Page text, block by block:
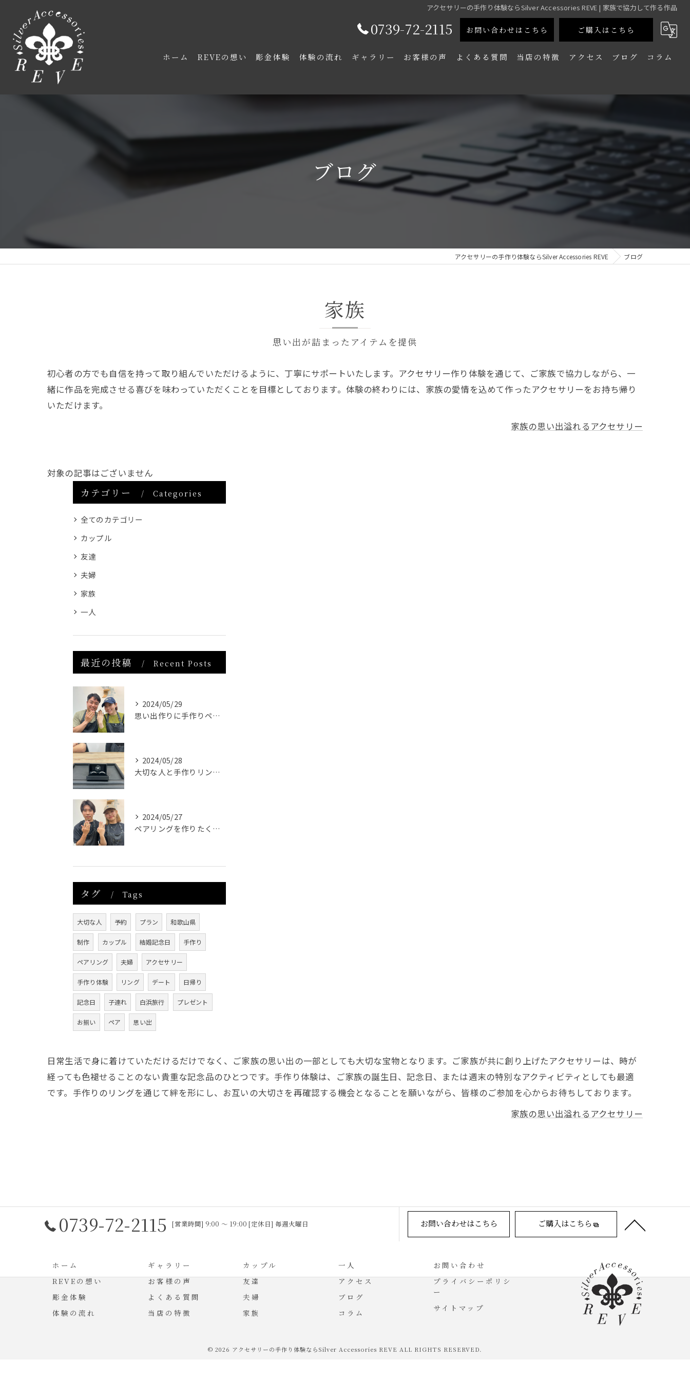
アクセサリーの手作り体験ならSilver Accessories REVE | 家族で協力して作る作品
0739-72-2115 お問い合わせはこちら ご購入はこちら
ホーム REVEの想い 彫金体験 体験の流れ ギャラリー お客様の声 よくある質問 当店の特徴
カップル
夫婦
家族
一人
アクセス ブログ コラム
ブログ
アクセサリーの手作り体験ならSilver Accessories REVE ブログ
家族
思い出が詰まったアイテムを提供
初心者の方でも自信を持って取り組んでいただけるように、丁寧にサポートいたします。アクセサリー作り体験を通じて、ご家族で協力しながら、一
緒に作品を完成させる喜びを味わっていただくことを目標としております。体験の終わりには、家族の愛情を込めて作ったアクセサリーをお持ち帰り
いただけます。
家族の思い出溢れるアクセサリー
対象の記事はございません
カテゴリー Categories
全てのカテゴリー
カップル
友達
夫婦
家族
一人
最近の投稿 Recent Posts
2024/05/29
思い出作りに手作りペアリング体験 和歌山県内と茨城県からお越しのカップル
2024/05/28
大切な人と手作りリング体験をしてみたい 和歌山県内からお越しのカップル
2024/05/27
ペアリングを作りたくてご予約 愛知県からお越しのカップル
タグ Tags
大切な人 予約 プラン 和歌山県
制作 カップル 結婚記念日 手作り
ペアリング 夫婦 アクセサリー
手作り体験 リング デート 日帰り
記念日 子連れ 白浜旅行 プレゼント
お揃い ペア 思い出
日常生活で身に着けていただけるだけでなく、ご家族の思い出の一部としても大切な宝物となります。ご家族が共に創り上げたアクセサリーは、時が
経っても色褪せることのない貴重な記念品のひとつです。手作り体験は、ご家族の誕生日、記念日、または週末の特別なアクティビティとしても最適
です。手作りのリングを通じて絆を形にし、お互いの大切さを再確認する機会となることを願いながら、皆様のご参加を心からお待ちしております。
家族の思い出溢れるアクセサリー
0739-72-2115 [営業時間] 9:00 ～ 19:00 [定休日] 毎週火曜日 お問い合わせはこちら ご購入はこちら
ホーム
REVEの想い
彫金体験
体験の流れ
ギャラリー
お客様の声
よくある質問
当店の特徴
カップル
友達
夫婦
家族
一人
アクセス
ブログ
コラム
お問い合わせ
プライバシーポリシ
ー
サイトマップ
© 2026 アクセサリーの手作り体験ならSilver Accessories REVE ALL RIGHTS RESERVED.